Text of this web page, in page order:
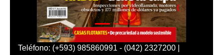
Teléfono: (+593) 985860991 - (042) 2327200 |